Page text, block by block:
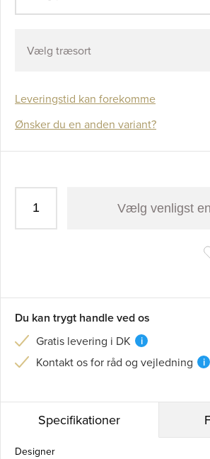
Vælg træsort
Leveringstid kan forekomme
Ønsker du en anden variant?
Vælg venligst
Du kan trygt handle ved os
Gratis levering i DK i
Kontakt os for råd og vejledning i
Specifikationer
Designer